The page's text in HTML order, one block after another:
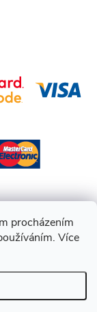
procházením
Více